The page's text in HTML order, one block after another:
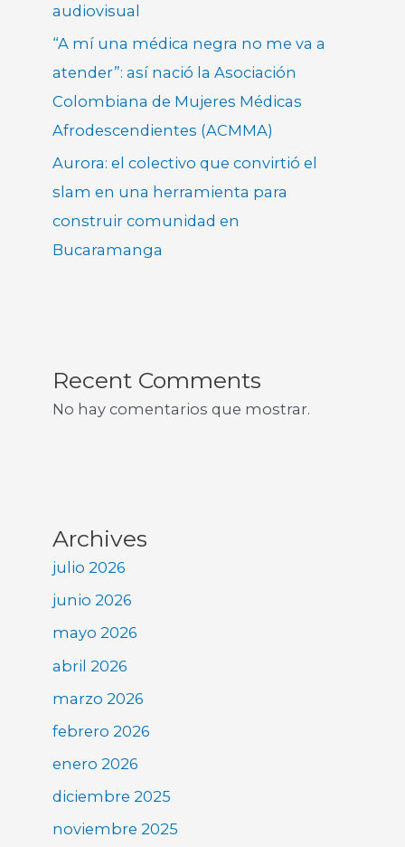
audiovisual
“A mí una médica negra no me va a
atender”: así nació la Asociación
Colombiana de Mujeres Médicas
Afrodescendientes (ACMMA)
Aurora: el colectivo que convirtió el
slam en una herramienta para
construir comunidad en
Bucaramanga
Recent Comments
No hay comentarios que mostrar.
Archives
julio 2026
junio 2026
mayo 2026
abril 2026
marzo 2026
febrero 2026
enero 2026
diciembre 2025
noviembre 2025